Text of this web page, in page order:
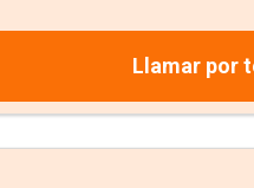
Llamar por